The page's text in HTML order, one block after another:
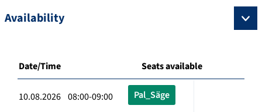
Availability
Date/Time Seats available
10.08.2026 08:00-09:00 Pal_Säge